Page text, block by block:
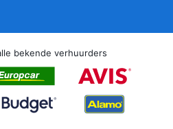
bekende verhuurders